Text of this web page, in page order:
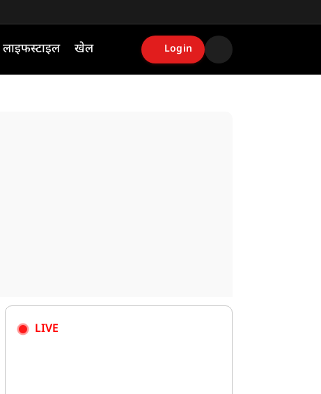
लाइफस्टाइल खेल Login
LIVE